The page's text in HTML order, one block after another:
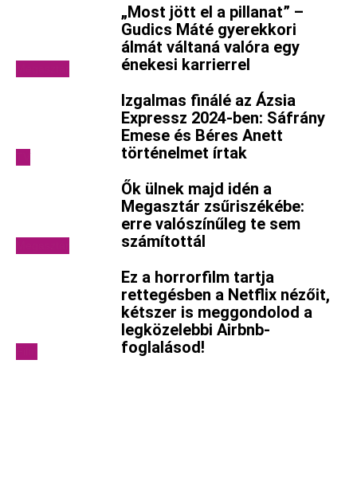
„Most jött el a pillanat” –
Gudics Máté gyerekkori
álmát váltaná valóra egy
énekesi karrierrel
Izgalmas finálé az Ázsia
Expressz 2024-ben: Sáfrány
Emese és Béres Anett
történelmet írtak
Ők ülnek majd idén a
Megasztár zsűriszékébe:
erre valószínűleg te sem
számítottál
Ez a horrorfilm tartja
rettegésben a Netflix nézőit,
kétszer is meggondolod a
legközelebbi Airbnb-
foglalásod!